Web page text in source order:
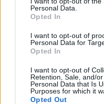
Personal Data.
Opted In
I want to opt-out of
Personal Data for
Opted In
I want to opt-out of
Retention, Sale, and/
Personal Data that Is
Purposes for which it
Opted Out
Elemzés:
államot